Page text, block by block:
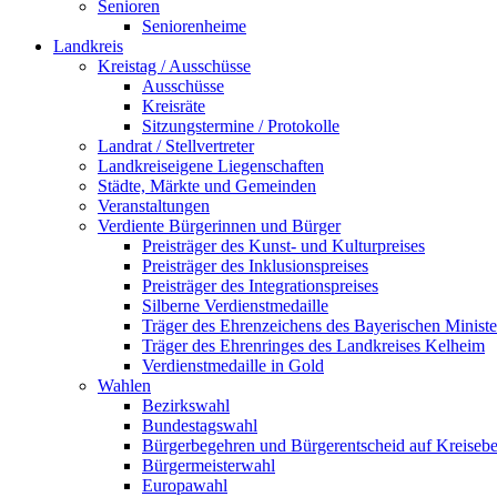
Senioren
Seniorenheime
Landkreis
Kreistag / Ausschüsse
Ausschüsse
Kreisräte
Sitzungstermine / Protokolle
Landrat / Stellvertreter
Landkreiseigene Liegenschaften
Städte, Märkte und Gemeinden
Veranstaltungen
Verdiente Bürgerinnen und Bürger
Preisträger des Kunst- und Kulturpreises
Preisträger des Inklusionspreises
Preisträger des Integrationspreises
Silberne Verdienstmedaille
Träger des Ehrenzeichens des Bayerischen
Träger des Ehrenringes des Landkreises Kelheim
Verdienstmedaille in Gold
Wahlen
Bezirkswahl
Bundestagswahl
Bürgerbegehren und Bürgerentscheid auf
Bürgermeisterwahl
Europawahl